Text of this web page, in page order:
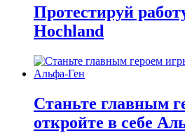
Протестируй
Hochland
Станьте главным
откройте в себе